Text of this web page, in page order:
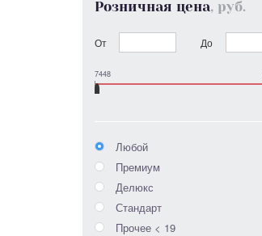
Розничная цена, руб.
От До
7448
Любой
Премиум
Делюкс
Стандарт
Прочее < 19